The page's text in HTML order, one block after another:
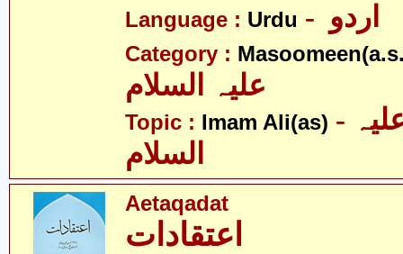
Language : Urdu
Category :
Topic : Imam Ali(as) - امام علی علیہ
السلام
Aetaqadat